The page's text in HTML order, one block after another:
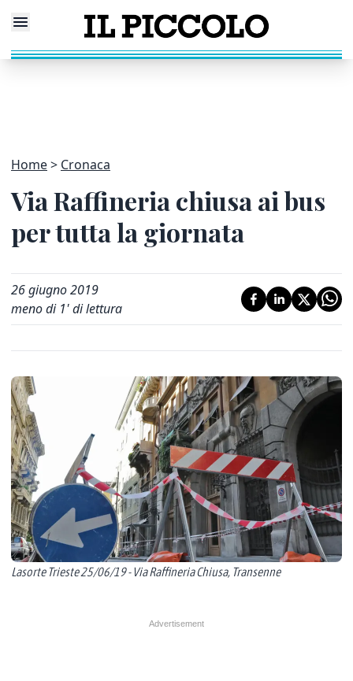
Home Cronaca
Via Raffineria chiusa ai bus
per tutta la giornata
26 giugno 2019
meno di 1' di lettura
Lasorte Trieste 25/06/19 - Via Raffineria Chiusa, Transenne